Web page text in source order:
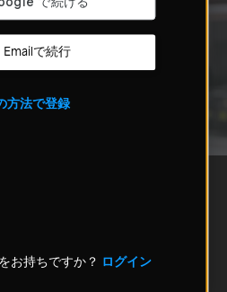
Emailで続行
方法で登録
お持ちですか？ ログイン